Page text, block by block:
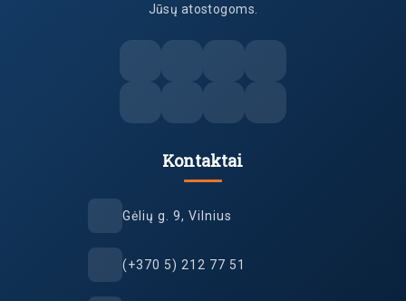
Jūsų atostogoms.
Kontaktai
Gėlių g. 9, Vilnius
(+370 5) 212 77 51